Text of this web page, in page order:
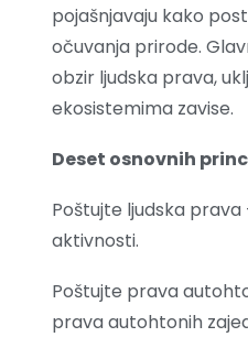
pojašnjavaju kako
očuvanja prirode.
obzir ljudska prava,
ekosistemima zavise.
Deset osnovnih
Poštujte ljudska
aktivnosti.
Poštujte prava
prava autohtonih